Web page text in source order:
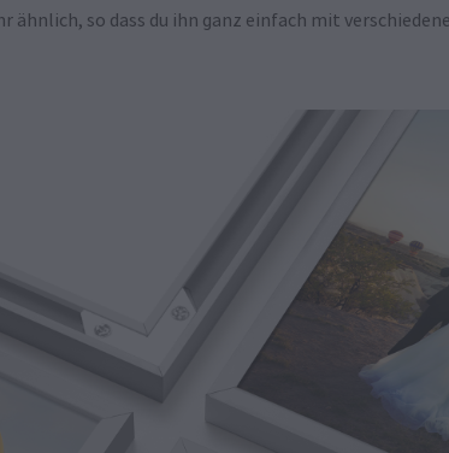
ähnlich, so dass du ihn ganz einfach mit